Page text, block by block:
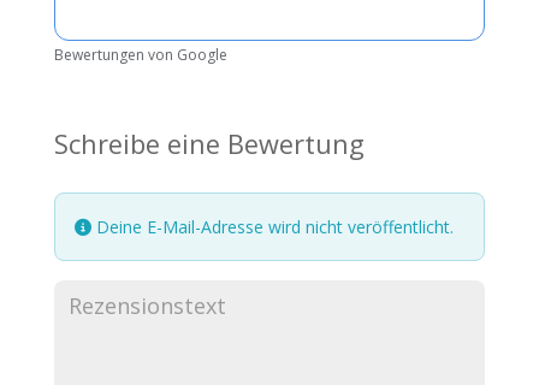
Bewertungen von Google
Schreibe eine Bewertung
Deine E-Mail-Adresse wird nicht veröffentlicht.